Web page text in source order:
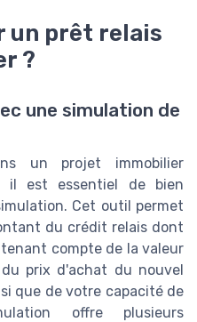
un prêt relais
?
une simulation de
un projet immobilier
il est essentiel de bien
Cet outil permet
du crédit relais dont
compte de la valeur
prix d'achat du nouvel
que de votre capacité de
offre plusieurs